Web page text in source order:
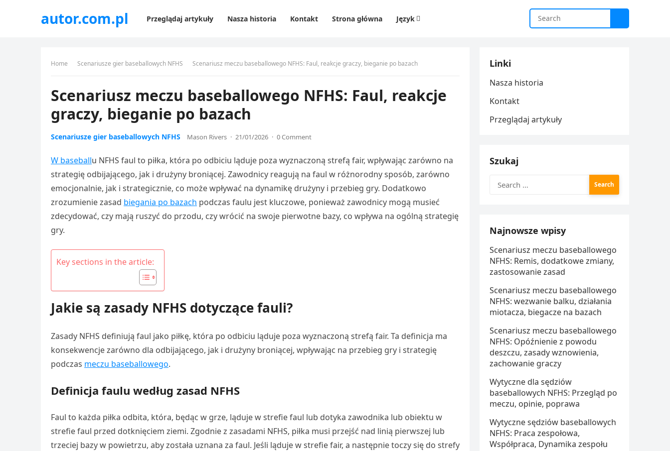
autor.com.pl Przeglądaj artykuły Nasza historia Kontakt Strona główna Język
Home Scenariusze gier baseballowych NFHS Scenariusz meczu baseballowego NFHS: Faul, reakcje graczy, bieganie po bazach
Scenariusz meczu baseballowego NFHS: Faul, reakcje
graczy, bieganie po bazach
Scenariusze gier baseballowych NFHS Mason Rivers · 21/01/2026 · 0 Comment
W baseballu NFHS faul to piłka, która po odbiciu ląduje poza wyznaczoną strefą fair, wpływając zarówno na
strategię odbijającego, jak i drużyny broniącej. Zawodnicy reagują na faul w różnorodny sposób, zarówno
emocjonalnie, jak i strategicznie, co może wpływać na dynamikę drużyny i przebieg gry. Dodatkowo
zrozumienie zasad biegania po bazach podczas faulu jest kluczowe, ponieważ zawodnicy mogą musieć
zdecydować, czy mają ruszyć do przodu, czy wrócić na swoje pierwotne bazy, co wpływa na ogólną strategię
gry.
Key sections in the article:
Jakie są zasady NFHS dotyczące fauli?
Zasady NFHS definiują faul jako piłkę, która po odbiciu ląduje poza wyznaczoną strefą fair. Ta definicja ma
konsekwencje zarówno dla odbijającego, jak i drużyny broniącej, wpływając na przebieg gry i strategię
podczas meczu baseballowego.
Definicja faulu według zasad NFHS
Faul to każda piłka odbita, która, będąc w grze, ląduje w strefie faul lub dotyka zawodnika lub obiektu w
strefie faul przed dotknięciem ziemi. Zgodnie z zasadami NFHS, piłka musi przejść nad linią pierwszej lub
trzeciej bazy w powietrzu, aby została uznana za faul. Jeśli ląduje w strefie fair, a następnie toczy się do strefy
Linki
Nasza historia
Kontakt
Przeglądaj artykuły
Szukaj
for:
Najnowsze wpisy
Scenariusz meczu baseballowego
NFHS: Remis, dodatkowe zmiany,
zastosowanie zasad
Scenariusz meczu baseballowego
NFHS: wezwanie balku, działania
miotacza, biegacze na bazach
Scenariusz meczu baseballowego
NFHS: Opóźnienie z powodu
deszczu, zasady wznowienia,
zachowanie graczy
Wytyczne dla sędziów
baseballowych NFHS: Przegląd po
meczu, opinie, poprawa
Wytyczne sędziów baseballowych
NFHS: Praca zespołowa,
Współpraca, Dynamika zespołu